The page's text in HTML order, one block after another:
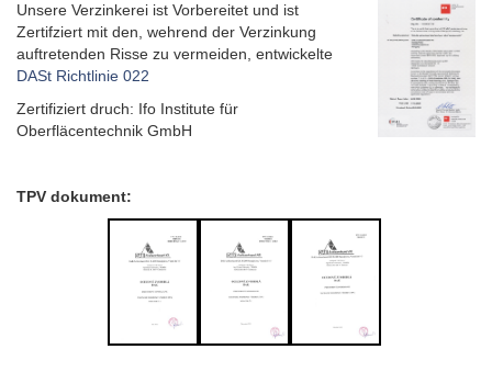
Unsere Verzinkerei ist Vorbereitet und ist
Zertifziert mit den, wehrend der Verzinkung
auftretenden Risse zu vermeiden, entwickelte
DASt Richtlinie 022
Zertifiziert druch: Ifo Institute für
Oberfläcentechnik GmbH
TPV dokument: